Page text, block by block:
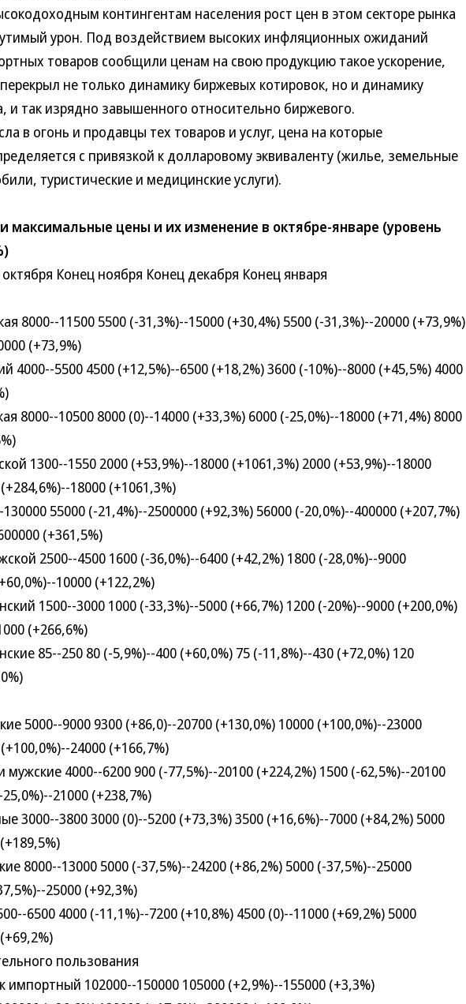
контингентам населения рост цен в этом секторе рынка
урон. Под воздействием высоких инфляционных ожиданий
товаров сообщили ценам на свою продукцию такое ускорение,
не только динамику биржевых котировок, но и динамику
и так изрядно завышенного относительно биржевого.
в огонь и продавцы тех товаров и услуг, цена на которые
с привязкой к долларовому эквиваленту (жилье, земельные
туристические и медицинские услуги).
цены и их изменение в октябре-январе (уровень
Конец ноября Конец декабря Конец января
8000--11500 5500 (-31,3%)--15000 (+30,4%) 5500 (-31,3%)--20000 (+73,9%)
(+73,9%)
5500 4500 (+12,5%)--6500 (+18,2%) 3600 (-10%)--8000 (+45,5%) 4000
8000--10500 8000 (0)--14000 (+33,3%) 6000 (-25,0%)--18000 (+71,4%) 8000
1300--1550 2000 (+53,9%)--18000 (+1061,3%) 2000 (+53,9%)--18000
18000 (+1061,3%)
55000 (-21,4%)--2500000 (+92,3%) 56000 (-20,0%)--400000 (+207,7%)
(+361,5%)
2500--4500 1600 (-36,0%)--6400 (+42,2%) 1800 (-28,0%)--9000
10000 (+122,2%)
1500--3000 1000 (-33,3%)--5000 (+66,7%) 1200 (-20%)--9000 (+200,0%)
(+266,6%)
85--250 80 (-5,9%)--400 (+60,0%) 75 (-11,8%)--430 (+72,0%) 120
5000--9000 9300 (+86,0)--20700 (+130,0%) 10000 (+100,0%)--23000
24000 (+166,7%)
4000--6200 900 (-77,5%)--20100 (+224,2%) 1500 (-62,5%)--20100
21000 (+238,7%)
3800 3000 (0)--5200 (+73,3%) 3500 (+16,6%)--7000 (+84,2%) 5000
8000--13000 5000 (-37,5%)--24200 (+86,2%) 5000 (-37,5%)--25000
25000 (+92,3%)
6500 4000 (-11,1%)--7200 (+10,8%) 4500 (0)--11000 (+69,2%) 5000
пользования
102000--150000 105000 (+2,9%)--155000 (+3,3%)